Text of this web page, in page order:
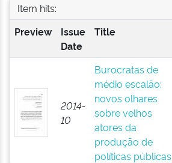
Item hits:
Preview
Issue
Date
Title
2014-
10
Burocratas de
médio escalão:
novos olhares
sobre velhos
atores da
produção de
políticas públicas